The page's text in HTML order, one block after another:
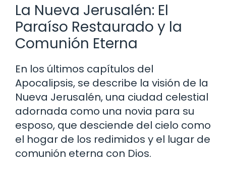
La Nueva Jerusalén: El
Paraíso Restaurado y la
Comunión Eterna
En los últimos capítulos del
Apocalipsis, se describe la visión de la
Nueva Jerusalén, una ciudad celestial
adornada como una novia para su
esposo, que desciende del cielo como
el hogar de los redimidos y el lugar de
comunión eterna con Dios.